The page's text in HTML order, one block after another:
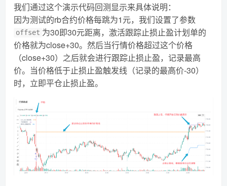
我们通过这个演示代码回测显示来具体说明：
因为测试的rb合约价格每跳为1元，我们设置了参数
offset 为30即30元距离，激活跟踪止损止盈计划单的
价格就为close+30。然后当行情价格超过这个价格
（close+30）之后就会进行跟踪止损止盈，记录最高
价。当价格低于止损止盈触发线（记录的最高价-30）
时，立即平仓止损止盈。